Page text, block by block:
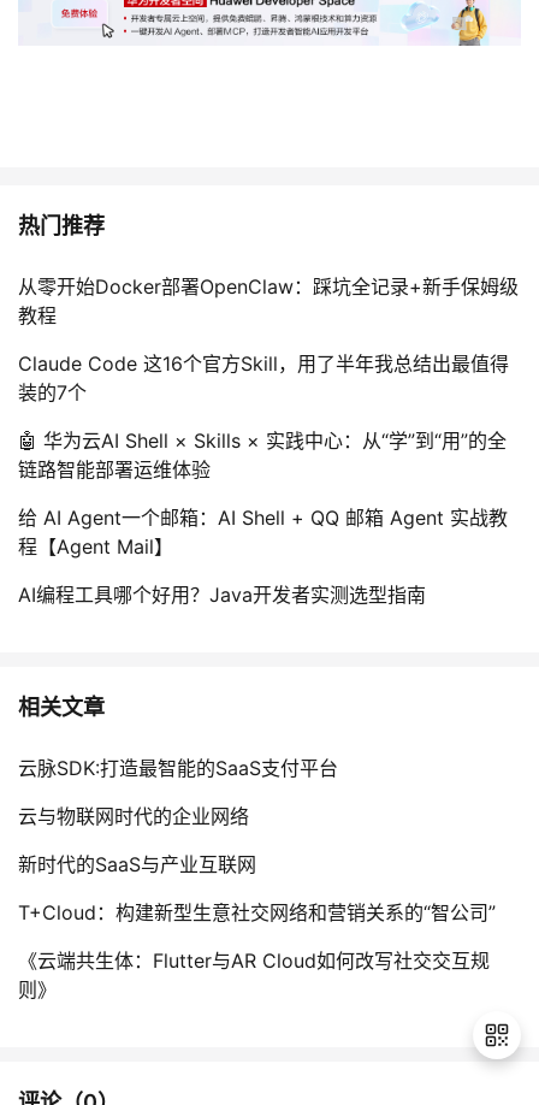
热门推荐
从零开始Docker部署OpenClaw：踩坑全记录+新手保姆级
教程
Claude Code 这16个官方Skill，用了半年我总结出最值得
装的7个
🤖 华为云AI Shell × Skills × 实践中心：从“学”到“用”的全
链路智能部署运维体验
给 AI Agent一个邮箱：AI Shell + QQ 邮箱 Agent 实战教
程【Agent Mail】
AI编程工具哪个好用？Java开发者实测选型指南
相关文章
云脉SDK:打造最智能的SaaS支付平台
云与物联网时代的企业网络
新时代的SaaS与产业互联网
T+Cloud：构建新型生意社交网络和营销关系的“智公司”
《云端共生体：Flutter与AR Cloud如何改写社交交互规
则》